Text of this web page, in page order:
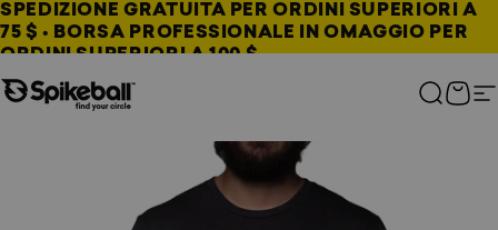
Vai al contenuto
SPEDIZIONE GRATUITA PER ORDINI SUPERIORI A
75 $ • BORSA PROFESSIONALE IN OMAGGIO PER
ORDINI SUPERIORI A 100 $
Negozio Spikeball Cerca